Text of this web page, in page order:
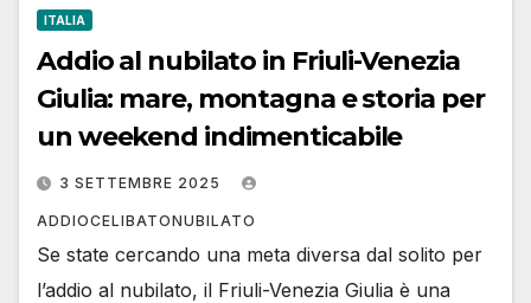
ITALIA
Addio al nubilato in Friuli-Venezia
Giulia: mare, montagna e storia per
un weekend indimenticabile
3 SETTEMBRE 2025
ADDIOCELIBATONUBILATO
Se state cercando una meta diversa dal solito per
l’addio al nubilato, il Friuli-Venezia Giulia è una